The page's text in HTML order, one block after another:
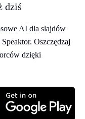
dziś
AI dla slajdów
Oszczędzaj
dzięki